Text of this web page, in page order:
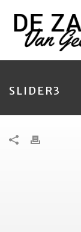
SLIDER3